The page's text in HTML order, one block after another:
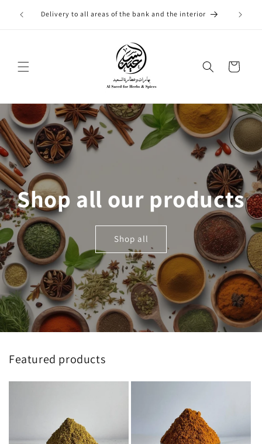
contentDelivery to all areas of the bank and the interior
Cart
Shop all our products
Shop all
Featured products